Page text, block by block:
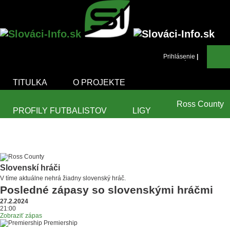
Prihlásenie
TITULKA O PROJEKTE
PROFILY FUTBALISTOV LIGY
Ross County
Slovenskí hráči
V tíme aktuálne nehrá žiadny slovenský hráč.
Posledné zápasy so slovenskými hráčmi
27.2.2024
21:00
Zobraziť zápas
Premiership